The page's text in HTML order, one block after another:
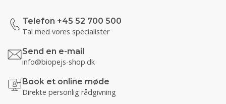
Telefon +45 52 700 500
Tal med vores specialister
Send en e-mail
info@biopejs-shop.dk
Book et online møde
Direkte personlig rådgivning